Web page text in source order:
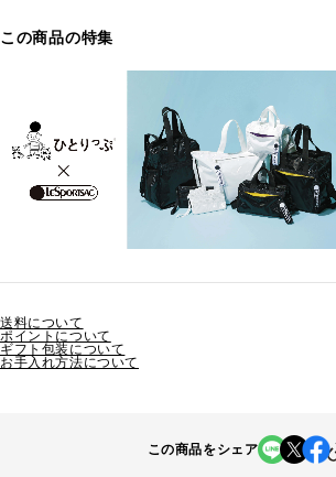
この商品の特集
送料について
ポイントについて
ギフト包装について
お手入れ方法について
この商品をシェア